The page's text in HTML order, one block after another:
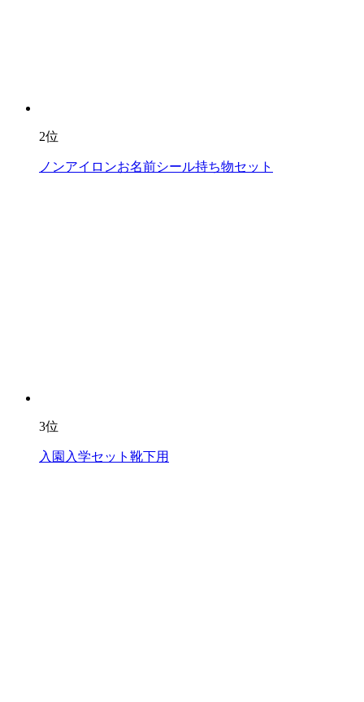
2位
ノンアイロンお名前シール持ち物セット
3位
入園入学セット靴下用